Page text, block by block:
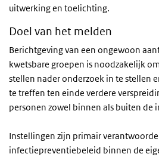
uitwerking en toelichting.
Doel van het melden
Berichtgeving van een ongewoon
kwetsbare groepen is noodzakelijk
stellen nader onderzoek in te stellen
te treffen ten einde verdere
personen zowel binnen als buiten de
Instellingen zijn primair
infectiepreventiebeleid binnen de